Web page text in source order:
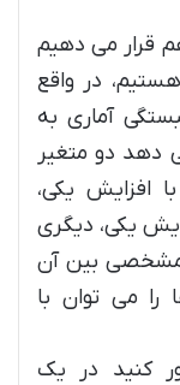
قرار می دهیم
در واقع
آماری به
دهد دو متغیر
افزایش یکی،
یکی، دیگری
مشخصی بین آن
می توان با
کنید در یک